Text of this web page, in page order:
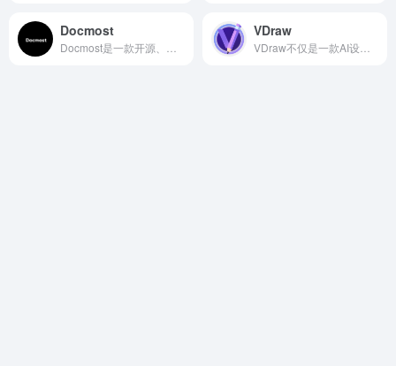
Docmost VDraw